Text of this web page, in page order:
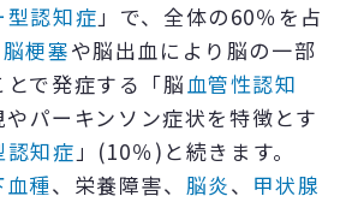
型認知症」で、全体の60％を占
脳梗塞や脳出血により脳の一部
で発症する「脳血管性認知
パーキンソン症状を特徴とす
認知症」(10％)と続きます。
種、栄養障害、 脳炎、 甲状腺